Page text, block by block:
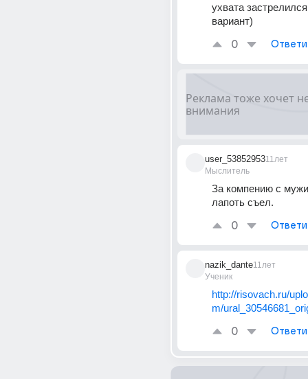
ухвата
вариант)
0
user_53852953
Мыслитель
11лет
За компению с
лапоть съел.
0
nazik_dante
Ученик
11лет
http://risovach.ru/
m/
0